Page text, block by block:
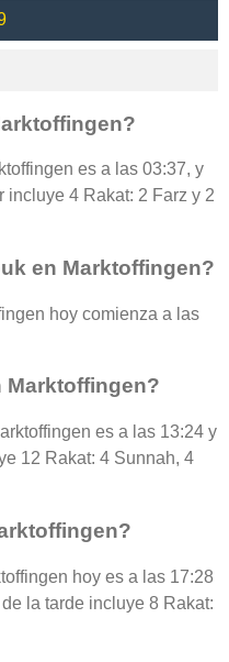
es a las 03:37, y
incluye 4 Rakat: 2 Farz y 2
en Marktoffingen?
hoy comienza a las
Marktoffingen?
es a las 13:24 y
12 Rakat: 4 Sunnah, 4
hoy es a las 17:28
la tarde incluye 8 Rakat: